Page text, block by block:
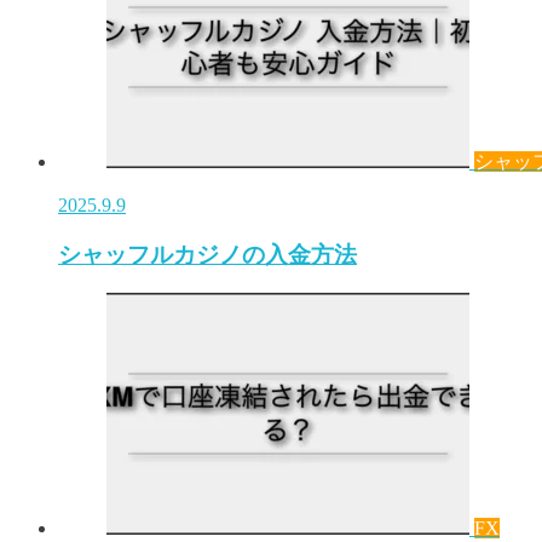
シャッ
2025.9.9
シャッフルカジノの入金方法
FX